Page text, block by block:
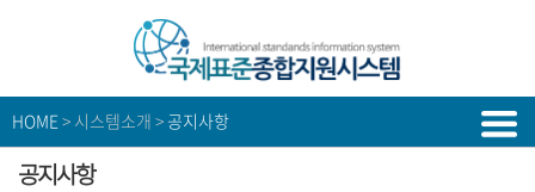
HOME > 시스템소개 > 공지사항
공지사항